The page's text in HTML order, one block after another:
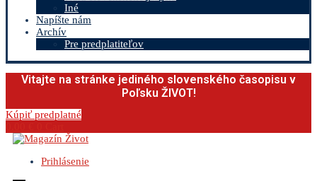
Iné
Napíšte nám
Archív
Pre predplatiteľov
Vitajte na stránke jediného slovenského časopisu v
Poľsku ŽIVOT!
Kúpiť predplatné
Prihlásenie